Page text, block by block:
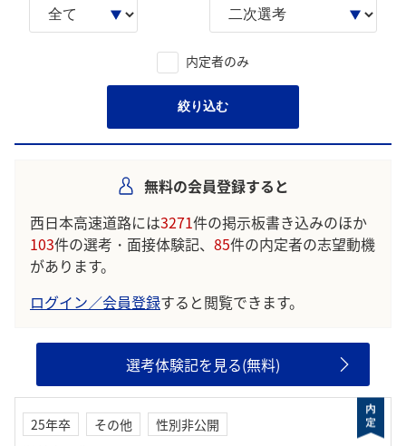
内定者のみ
絞り込む
無料の会員登録すると
西日本高速道路には3271件の掲示板書き込みのほか
103件の選考・面接体験記、 85件の内定者の志望動機
があります。
ログイン／会員登録すると閲覧できます。
選考体験記を見る(無料)
25年卒 その他
性別非公開